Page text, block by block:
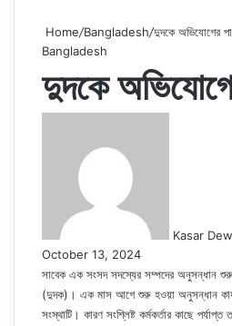
Home/Bangladesh/দুদকে অভিযোগের
Bangladesh
দুদকে
Kasar
October 13, 2024
সাবেক এক সংসদ সদস্যের সম্পদের অনুসন্ধান শুরু
(দুদক)। এক মাস আগে শুরু হওয়া অনুসন্ধান
সংস্থাটি। কারণ সংশ্লিষ্ট কর্মকর্তার কাছে